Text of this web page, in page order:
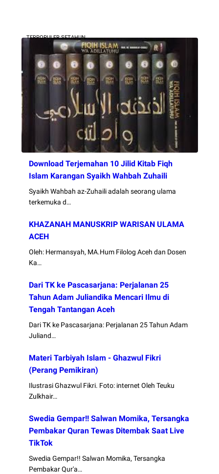
TERPOPULER SETAHUN
Download Terjemahan 10 Jilid Kitab Fiqh
Islam Karangan Syaikh Wahbah Zuhaili
Syaikh Wahbah az-Zuhaili adalah seorang ulama
terkemuka d…
KHAZANAH MANUSKRIP WARISAN ULAMA
ACEH
Oleh: Hermansyah, MA.Hum Filolog Aceh dan Dosen
Ka…
Dari TK ke Pascasarjana: Perjalanan 25
Tahun Adam Juliandika Mencari Ilmu di
Tengah Tantangan Aceh
Dari TK ke Pascasarjana: Perjalanan 25 Tahun Adam
Juliand…
Materi Tarbiyah Islam - Ghazwul Fikri
(Perang Pemikiran)
Ilustrasi Ghazwul Fikri. Foto: internet Oleh Teuku
Zulkhair…
Swedia Gempar!! Salwan Momika, Tersangka
Pembakar Quran Tewas Ditembak Saat Live
TikTok
Swedia Gempar!! Salwan Momika, Tersangka
Pembakar Qur'a…